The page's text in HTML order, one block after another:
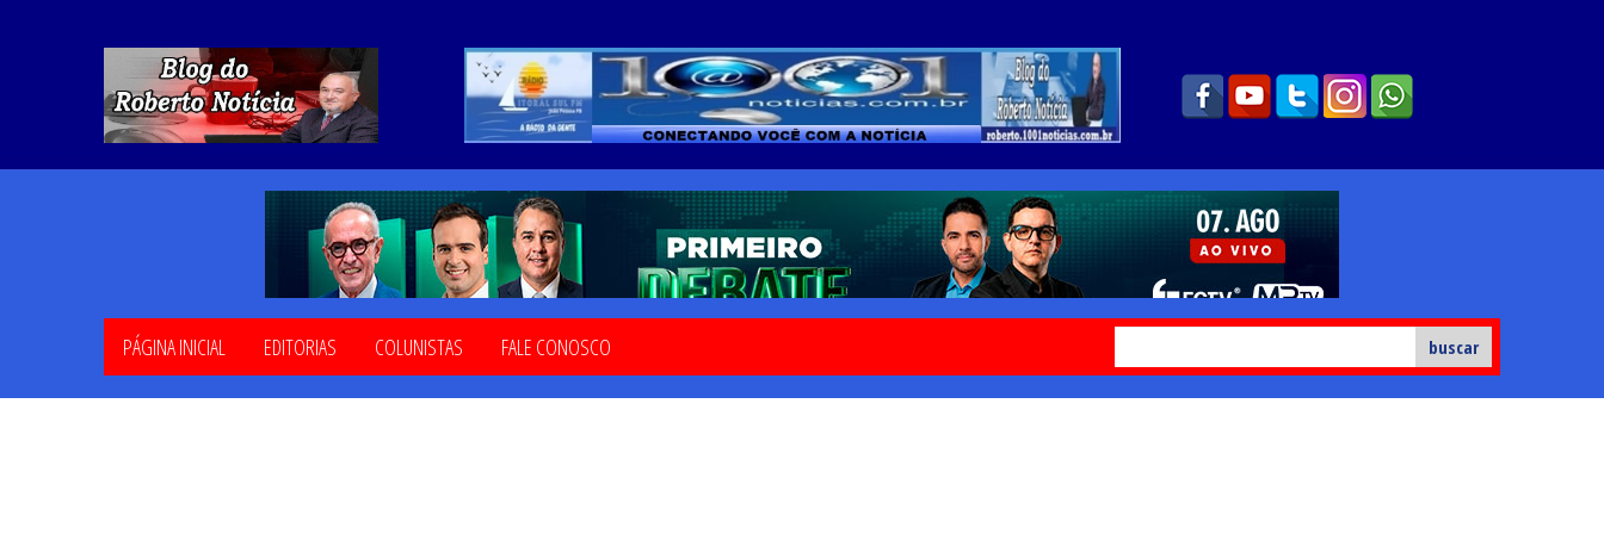
PÁGINA INICIAL EDITORIAS COLUNISTAS FALE CONOSCO